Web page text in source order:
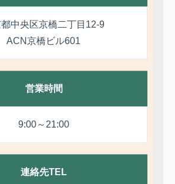
中央区京橋二丁目12-9
ACN京橋ビル601
営業時間
9:00～21:00
連絡先TEL